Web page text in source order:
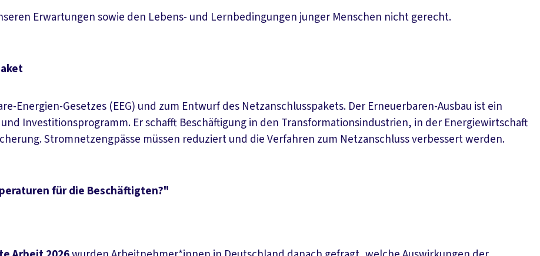
Erwartungen sowie den Lebens- und Lernbedingungen junger Menschen nicht gerecht.
Energien-Gesetzes (EEG) und zum Entwurf des Netzanschlusspakets. Der Erneuerbaren-Ausbau ist ein
Investitionsprogramm. Er schafft Beschäftigung in den Transformationsindustrien, in der Energiewirtschaft
Stromnetzengpässe müssen reduziert und die Verfahren zum Netzanschluss verbessert werden.
für die Beschäftigten?"